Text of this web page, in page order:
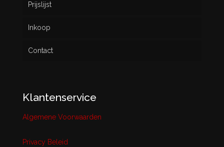
Prijslijst
Inkoop
Contact
Klantenservice
Algemene Voorwaarden
Privacy Beleid